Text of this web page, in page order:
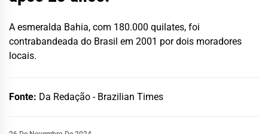
A esmeralda Bahia, com 180.000 quilates, foi
contrabandeada do Brasil em 2001 por dois moradores
locais.
Fonte: Da Redação - Brazilian Times